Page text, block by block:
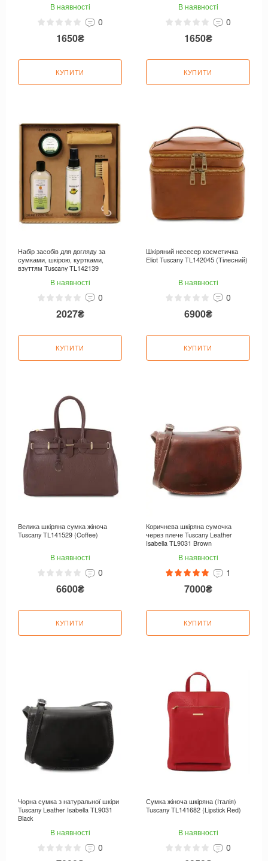
В наявності
0
1650₴
КУПИТИ
В наявності
0
1650₴
КУПИТИ
Набір засобів для догляду за
сумками, шкірою, куртками,
взуттям Tuscany TL142139
В наявності
0
2027₴
КУПИТИ
Шкіряний несесер косметичка
Eliot Tuscany TL142045 (Тілесний)
В наявності
0
6900₴
КУПИТИ
Велика шкіряна сумка жіноча
Tuscany TL141529 (Coffee)
В наявності
0
6600₴
КУПИТИ
Коричнева шкіряна сумочка
через плече Tuscany Leather
Isabella TL9031 Brown
В наявності
1
7000₴
КУПИТИ
Чорна сумка з натуральної шкіри
Tuscany Leather Isabella TL9031
Black
В наявності
0
Сумка жіноча шкіряна (Італія)
Tuscany TL141682 (Lipstick Red)
В наявності
0